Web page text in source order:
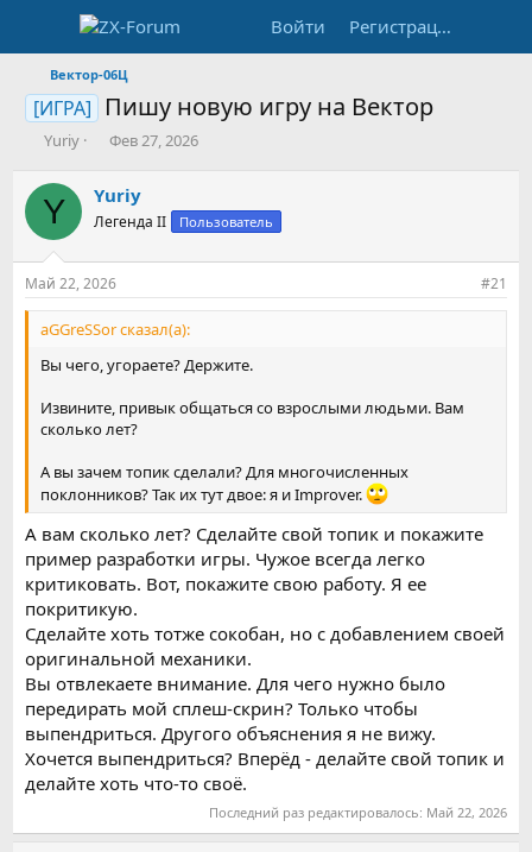
Войти Регистрация
Вектор-06Ц
[ИГРА] Пишу новую игру на Вектор
А
т
о
р
т
е
м
ы
Yuriy
Д
а
н
ч
а
л
а
Фев 27, 2026
Y Yuriy
Легенда II Пользователь
Май 22, 2026 #21
aGGreSSor сказал(а):
Вы чего, угораете? Держите.
Извините, привык общаться со взрослыми людьми. Вам
сколько лет?
А вы зачем топик сделали? Для многочисленных
поклонников? Так их тут двое: я и Improver.
А вам сколько лет? Сделайте свой топик и покажите
пример разработки игры. Чужое всегда легко
критиковать. Вот, покажите свою работу. Я ее
покритикую.
Сделайте хоть тотже сокобан, но с добавлением своей
оригинальной механики.
Вы отвлекаете внимание. Для чего нужно было
передирать мой сплеш-скрин? Только чтобы
выпендриться. Другого объяснения я не вижу.
Хочется выпендриться? Вперёд - делайте свой топик и
делайте хоть что-то своё.
Последний раз редактировалось: Май 22, 2026